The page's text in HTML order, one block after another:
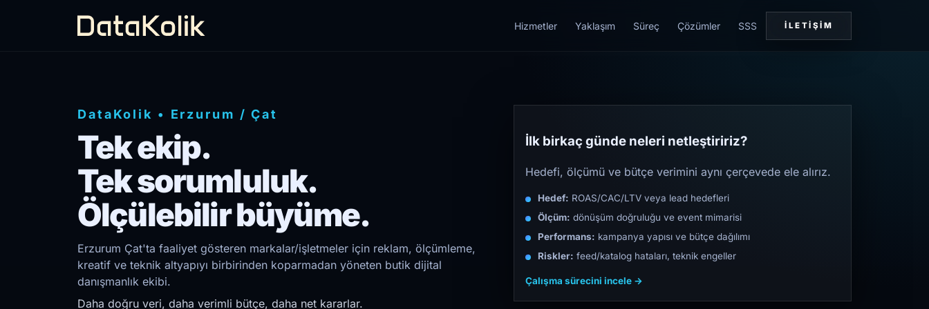
Hizmetler Yaklaşım Süreç Çözümler SSS İLETIŞIM
DataKolik • Erzurum /Çat
Tek ekip.
Tek sorumluluk.
Ölçülebilir büyüme.
Erzurum Çat'ta faaliyet gösteren markalar/işletmeler için reklam, ölçümleme,
kreatif ve teknik altyapıyı birbirinden koparmadan yöneten butik dijital
danışmanlık ekibi.
Daha doğru veri, daha verimli bütçe, daha net kararlar.
İlk birkaç günde neleri netleştiririz?
Hedefi, ölçümü ve bütçe verimini aynı çerçevede ele alırız.
Hedef: ROAS/CAC/LTV veya lead hedefleri
Ölçüm: dönüşüm doğruluğu ve event mimarisi
Performans: kampanya yapısı ve bütçe dağılımı
Riskler: feed/katalog hataları, teknik engeller
Çalışma sürecini incele →